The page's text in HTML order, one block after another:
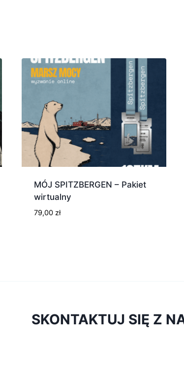
MÓJ SPITZBERGEN – Pakiet
wirtualny
79,00 zł
SKONTAKTUJ SIĘ Z